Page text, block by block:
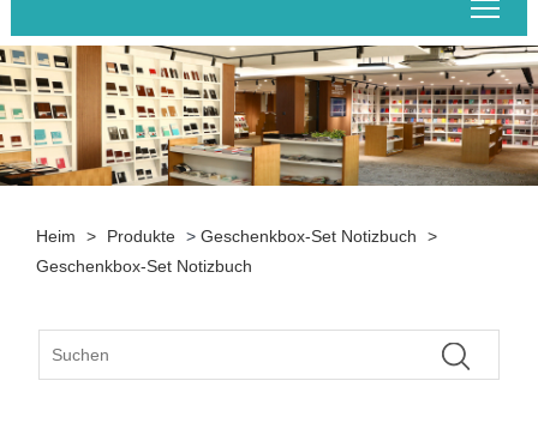
Heim > Produkte >Geschenkbox-Set Notizbuch
>
Geschenkbox-Set Notizbuch